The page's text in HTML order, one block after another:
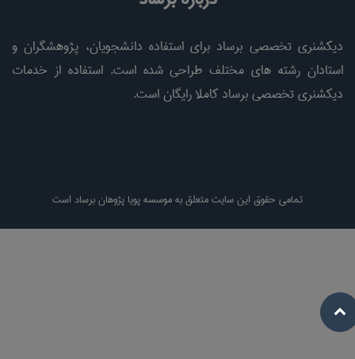
دیکشنری تخصصی برساد برای استفاده دانشجویان، پژوهشگران و
استادان رشته های مختلف طراحی شده است. استفاده از خدمات
دیکشنری تخصصی برساد کاملا رایگان است.
تمامی حقوق این سایت متعلق به موسسه پویا پژوهان برساد است